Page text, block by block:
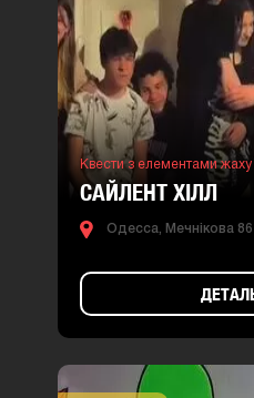
Квести з елементами жаху ,
САЙЛЕНТ ХІЛЛ
Одесса, Мечнікова 86